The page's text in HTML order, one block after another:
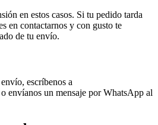
en estos casos. Si tu pedido tarda
en contactarnos y con gusto te
de tu envío.
escríbenos a
o envíanos un mensaje por WhatsApp al